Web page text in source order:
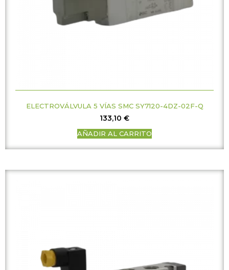
ELECTROVÁLVULA 5 VÍAS SMC SY7120-4DZ-02F-Q
133,10 €
AÑADIR AL CARRITO